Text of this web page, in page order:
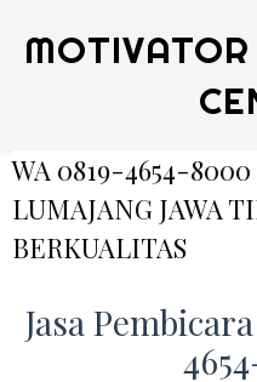
WA 0819-4654-
LUMAJANG JAWA
BERKUALITAS
Jasa